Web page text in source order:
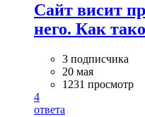
Сайт висит
него. Как
3 подписчика
20 мая
1231 просмотр
4
ответа